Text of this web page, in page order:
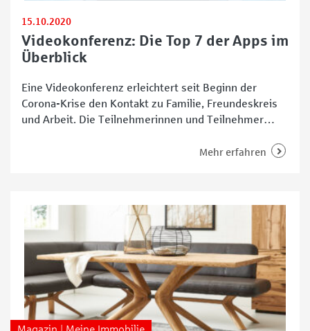
15.10.2020
Videokonferenz: Die Top 7 der Apps im
Überblick
Eine Videokonferenz erleichtert seit Beginn der
Corona-Krise den Kontakt zu Familie, Freundeskreis
und Arbeit. Die Teilnehmerinnen und Teilnehmer
sein, Gespräche miteinander führen und sich dabei
sinnvoll,
Mehr erfahren